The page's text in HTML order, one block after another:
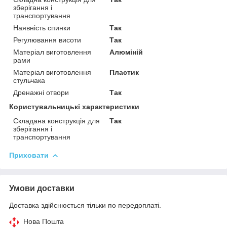
зберігання і
транспортування
Наявність спинки
Так
Регулювання висоти
Так
Матеріал виготовлення
рами
Алюміній
Матеріал виготовлення
стульчака
Пластик
Дренажні отвори
Так
Користувальницькі характеристики
Складана конструкція для
зберігання і
транспортування
Так
Приховати
Умови доставки
Доставка здійснюється тільки по передоплаті.
Нова Пошта